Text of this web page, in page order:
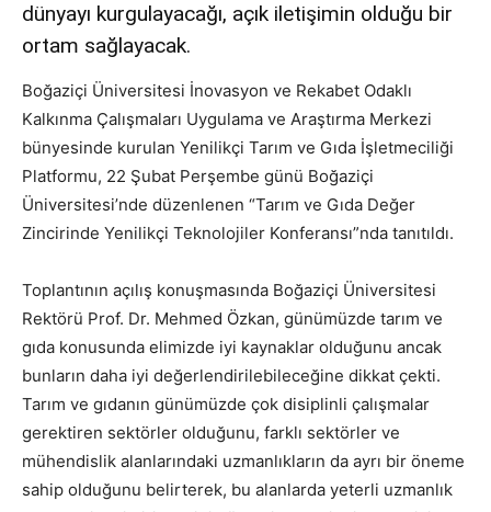
dünyayı kurgulayacağı, açık iletişimin olduğu bir
ortam sağlayacak.
Boğaziçi Üniversitesi İnovasyon ve Rekabet Odaklı
Kalkınma Çalışmaları Uygulama ve Araştırma Merkezi
bünyesinde kurulan Yenilikçi Tarım ve Gıda İşletmeciliği
Platformu, 22 Şubat Perşembe günü Boğaziçi
Üniversitesi’nde düzenlenen “Tarım ve Gıda Değer
Zincirinde Yenilikçi Teknolojiler Konferansı”nda tanıtıldı.
Toplantının açılış konuşmasında Boğaziçi Üniversitesi
Rektörü Prof. Dr. Mehmed Özkan, günümüzde tarım ve
gıda konusunda elimizde iyi kaynaklar olduğunu ancak
bunların daha iyi değerlendirilebileceğine dikkat çekti.
Tarım ve gıdanın günümüzde çok disiplinli çalışmalar
gerektiren sektörler olduğunu, farklı sektörler ve
mühendislik alanlarındaki uzmanlıkların da ayrı bir öneme
sahip olduğunu belirterek, bu alanlarda yeterli uzmanlık